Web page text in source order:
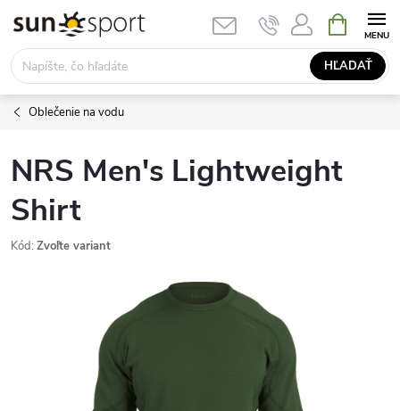
obsah
HĽADAŤ
KOŠÍK
Oblečenie na vodu
NRS Men's Lightweight
Shirt
Kód: Zvoľte variant